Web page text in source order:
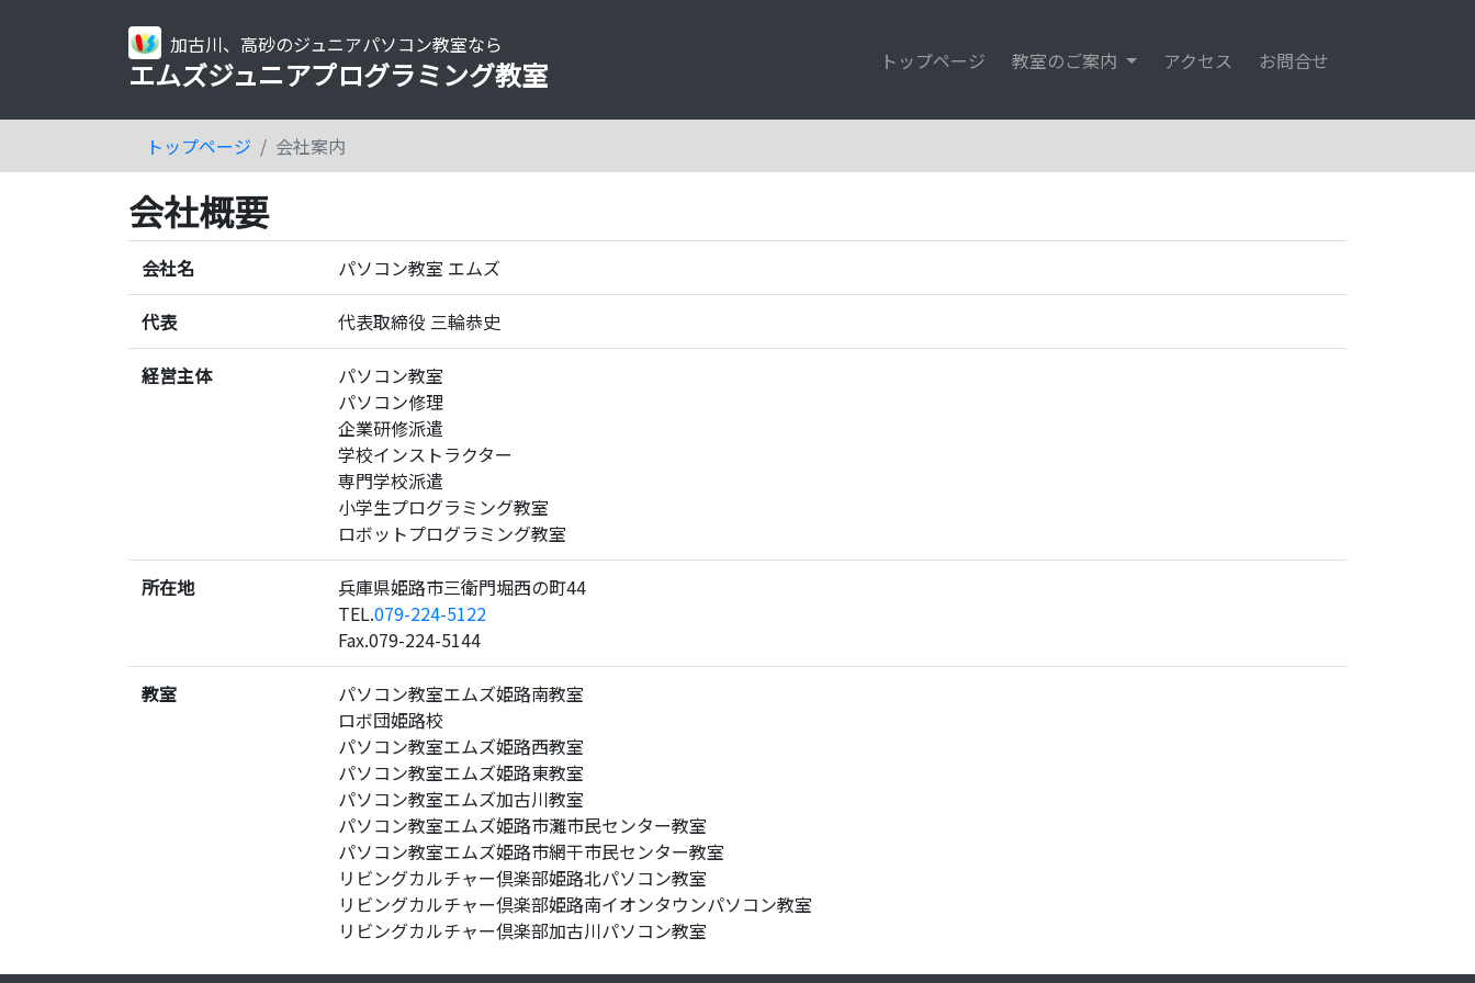
加古川、高砂のジュニアパソコン教室なら
エムズジュニアプログラミング教室 トップページ (current)
教室のご案内 アクセス お問合せ
トップページ 会社案内
会社概要
会社名 パソコン教室 エムズ
代表 代表取締役 三輪恭史
経営主体
パソコン教室
パソコン修理
企業研修派遣
学校インストラクター
専門学校派遣
小学生プログラミング教室
ロボットプログラミング教室
所在地
兵庫県姫路市三衛門堀西の町44
TEL.079-224-5122
Fax.079-224-5144
教室
パソコン教室エムズ姫路南教室
ロボ団姫路校
パソコン教室エムズ姫路西教室
パソコン教室エムズ姫路東教室
パソコン教室エムズ加古川教室
パソコン教室エムズ姫路市灘市民センター教室
パソコン教室エムズ姫路市網干市民センター教室
リビングカルチャー倶楽部姫路北パソコン教室
リビングカルチャー倶楽部姫路南イオンタウンパソコン教室
リビングカルチャー倶楽部加古川パソコン教室